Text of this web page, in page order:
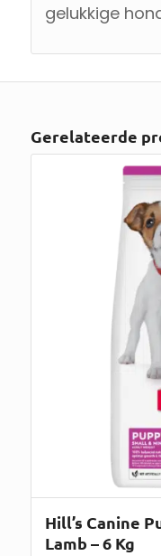
gelukkige
Gerelateerde
Hill’s Canine
Lamb – 6 Kg